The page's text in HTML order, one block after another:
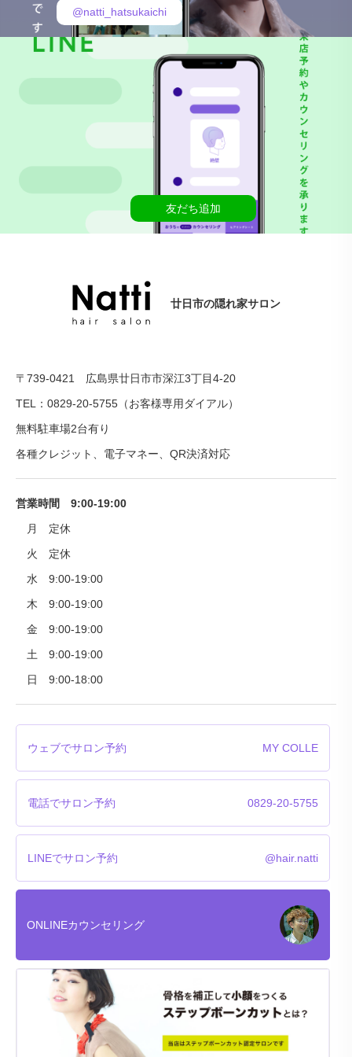
友だち追加
@natti_hatsukaichi
廿日市の隠れ家サロン
〒739-0421 広島県廿日市市深江3丁目4-20
TEL：0829-20-5755（お客様専用ダイアル）
無料駐車場2台有り
各種クレジット、電子マネー、QR決済対応
営業時間 9:00-19:00
月 定休
火 定休
水 9:00-19:00
木 9:00-19:00
金 9:00-19:00
土 9:00-19:00
日 9:00-18:00
ウェブでサロン予約 MY COLLE
電話でサロン予約 0829-20-5755
LINEでサロン予約 @hair.natti
ONLINEカウンセリング